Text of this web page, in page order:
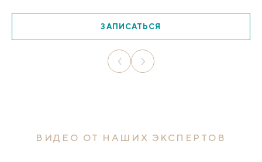
ЗАПИСАТЬСЯ
ВИДЕО ОТ НАШИХ ЭКСПЕРТОВ